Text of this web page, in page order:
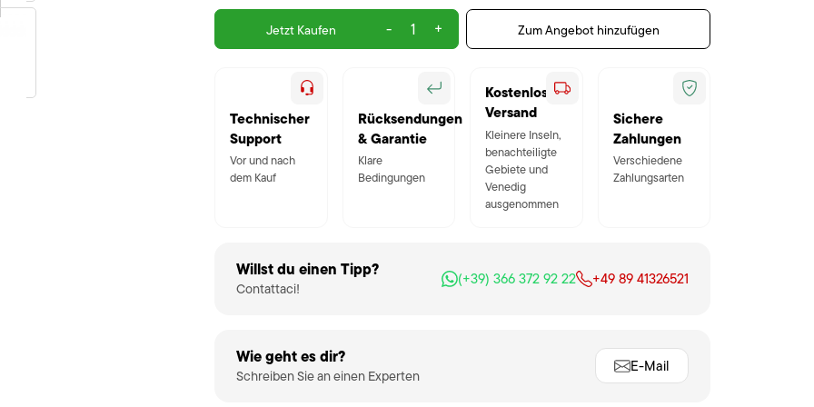
Jetzt Kaufen - + Zum Angebot hinzufügen
Technischer
Support
Vor und nach
dem Kauf
Rücksendungen
& Garantie
Klare
Bedingungen
Kostenloser
Versand
Kleinere Inseln,
benachteiligte
Gebiete und
Venedig
ausgenommen
Sichere
Zahlungen
Verschiedene
Zahlungsarten
Willst du einen Tipp?
Contattaci!
(+39) 366 372 92 22 +49 89 41326521
Wie geht es dir?
Schreiben Sie an einen Experten
E-Mail